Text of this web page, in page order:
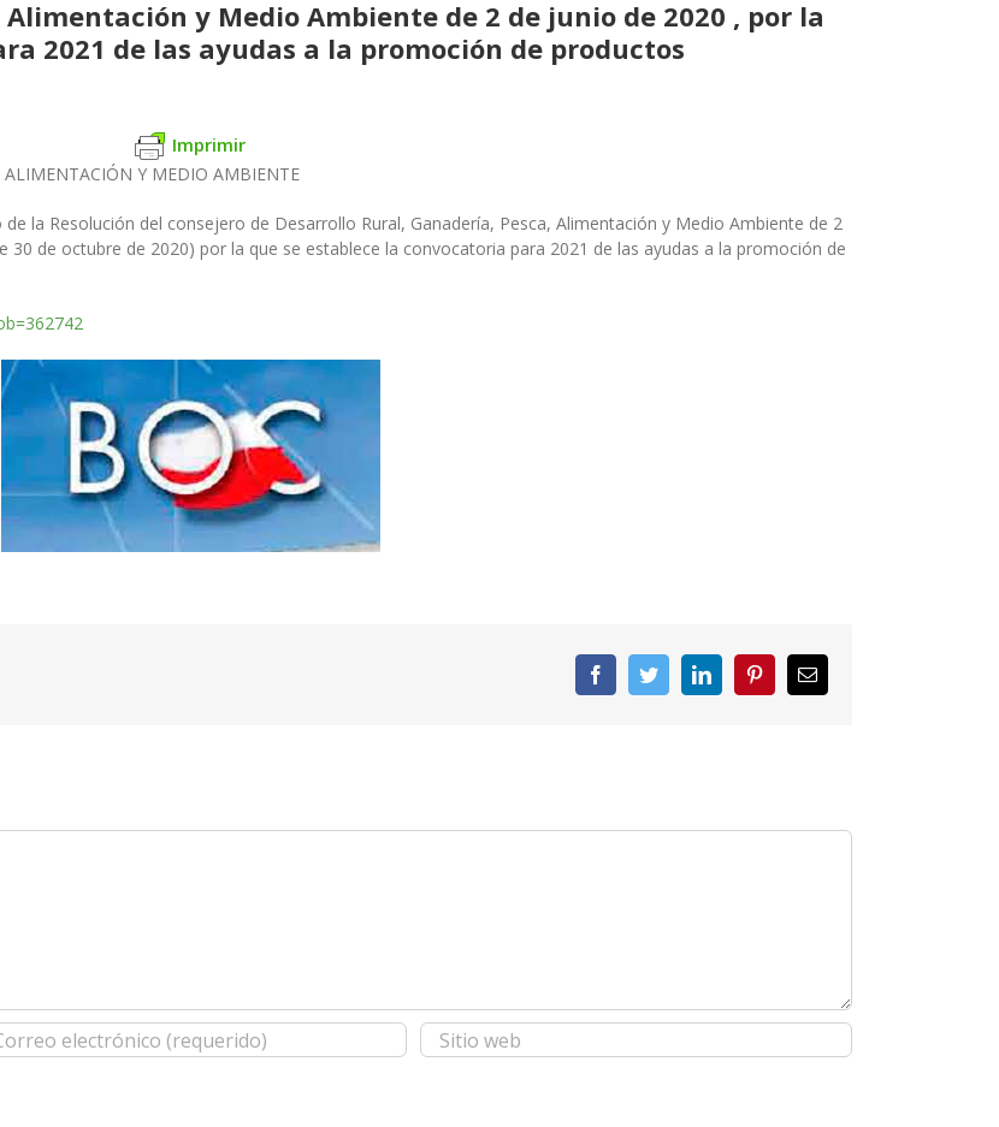
y Medio Ambiente de 2 de junio de 2020 , por la
2021 de las ayudas a la promoción de productos
Imprimir
ALIMENTACIÓN Y MEDIO AMBIENTE
la Resolución del consejero de Desarrollo Rural, Ganadería, Pesca, Alimentación y Medio Ambiente de 2
de octubre de 2020) por la que se establece la convocatoria para 2021 de las ayudas a la promoción de
FacebookTwitterLinkedInPinterestCorreo
electrónico